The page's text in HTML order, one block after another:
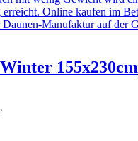
155x230cm